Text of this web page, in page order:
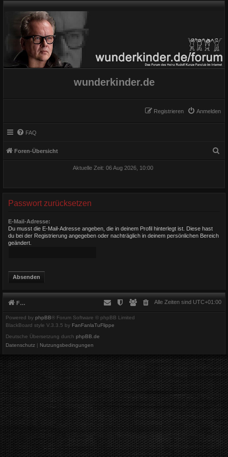
wunderkinder.de
Anmelden
Registrieren
FAQ
Foren-Übersicht
Aktuelle Zeit: 06 Aug 2026, 10:00
Passwort zurücksetzen
E-Mail-Adresse:
Du musst die E-Mail-Adresse angeben, die in deinem Profil hinterlegt ist. Diese hast
du bei der Registrierung angegeben oder nachträglich in deinem persönlichen Bereich
geändert.
Foren-Übersicht Alle Zeiten sind UTC+01:00
Powered by phpBB® Forum Software © phpBB Limited
BlackBoard style V.3.3.5 by FanFanlaTuFlippe
Deutsche Übersetzung durch phpBB.de
Datenschutz | Nutzungsbedingungen